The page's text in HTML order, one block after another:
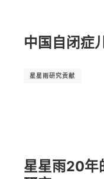
中国自闭症
星星雨研究贡献
星星雨20年